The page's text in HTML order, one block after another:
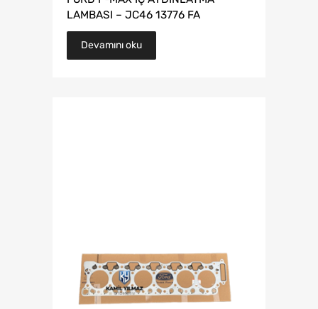
LAMBASI – JC46 13776 FA
Devamını oku